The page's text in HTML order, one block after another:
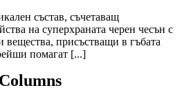
състав, съчетаващ
на суперхраната черен чесън с
вещества, присъстващи в гъбата
помагат [...]